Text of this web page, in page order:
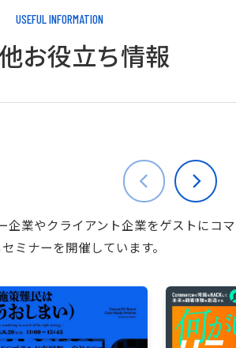
USEFUL INFORMATION
お役立ち情報
企業やクライアント企業をゲストにコマ
ミナーを開催しています。